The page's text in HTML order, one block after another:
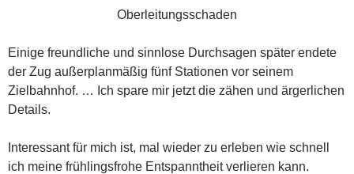
Oberleitungsschaden
Einige freundliche und sinnlose Durchsagen später endete
der Zug außerplanmäßig fünf Stationen vor seinem
Zielbahnhof. … Ich spare mir jetzt die zähen und ärgerlichen
Details.
Interessant für mich ist, mal wieder zu erleben wie schnell
ich meine frühlingsfrohe Entspanntheit verlieren kann.